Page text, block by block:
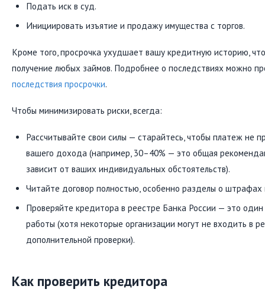
Подать иск в суд.
Инициировать изъятие и продажу имущества с торгов.
Кроме того, просрочка ухудшает вашу кредитную историю,
получение любых займов. Подробнее о последствиях можно
последствия просрочки.
Чтобы минимизировать риски, всегда:
Рассчитывайте свои силы — старайтесь, чтобы платеж не
вашего дохода (например, 30–40% — это общая
зависит от ваших индивидуальных обстоятельств).
Читайте договор полностью, особенно разделы о штрафах
Проверяйте кредитора в реестре Банка России — это один
работы (хотя некоторые организации могут не входить в
дополнительной проверки).
Как проверить кредитора